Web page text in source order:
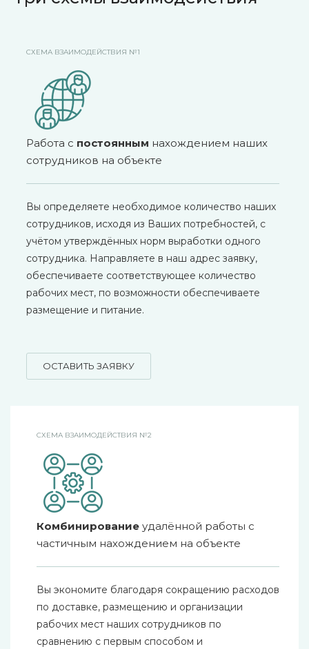
СХЕМА ВЗАИМОДЕЙСТВИЯ №1
Работа с постоянным нахождением наших
сотрудников на объекте
Вы определяете необходимое количество наших
сотрудников, исходя из Ваших потребностей, с
учётом утверждённых норм выработки одного
сотрудника. Направляете в наш адрес заявку,
обеспечиваете соответствующее количество
рабочих мест, по возможности обеспечиваете
размещение и питание.
ОСТАВИТЬ ЗАЯВКУ
СХЕМА ВЗАИМОДЕЙСТВИЯ №2
Комбинирование удалённой работы с
частичным нахождением на объекте
Вы экономите благодаря сокращению расходов
по доставке, размещению и организации
рабочих мест наших сотрудников по
сравнению с первым способом и